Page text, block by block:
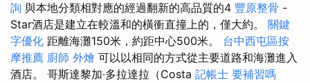
詢 與本地分類相對應的經過翻新的高品質的4 豐原整骨 -
Star酒店是建立在較溫和的橫衝直撞上的，僅大約。 關鍵
字優化 距離海灘150米，約距中心500米。 台中西屯區按
摩推薦 廚師 外燴 可以以相同的方式從主要道路和海灘進入
酒店。 哥斯達黎加·多拉達拉（Costa 記帳士 要補習嗎